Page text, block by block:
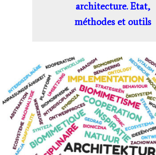
architecture. Etat,
méthodes et outils